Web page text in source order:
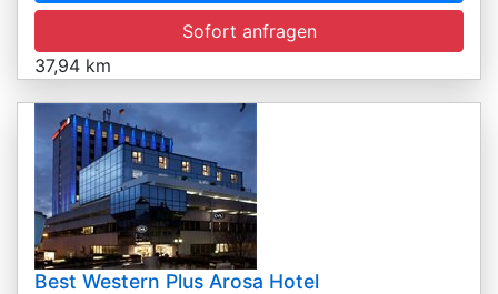
Sofort anfragen
37,94 km
Best Western Plus Arosa Hotel